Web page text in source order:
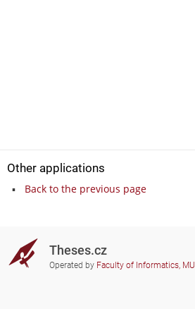
Other applications
Back to the previous page
Theses.cz
Operated by Faculty of Informatics, MU